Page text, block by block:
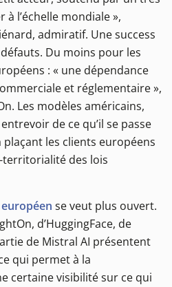
l’échelle mondiale »,
admiratif. Une success
Du moins pour les
: « une dépendance
et réglementaire »,
Les modèles américains,
de ce qu’il se passe
les clients européens
territorialité des lois
se veut plus ouvert.
d’HuggingFace, de
de Mistral AI présentent
qui permet à la
certaine visibilité sur ce qui